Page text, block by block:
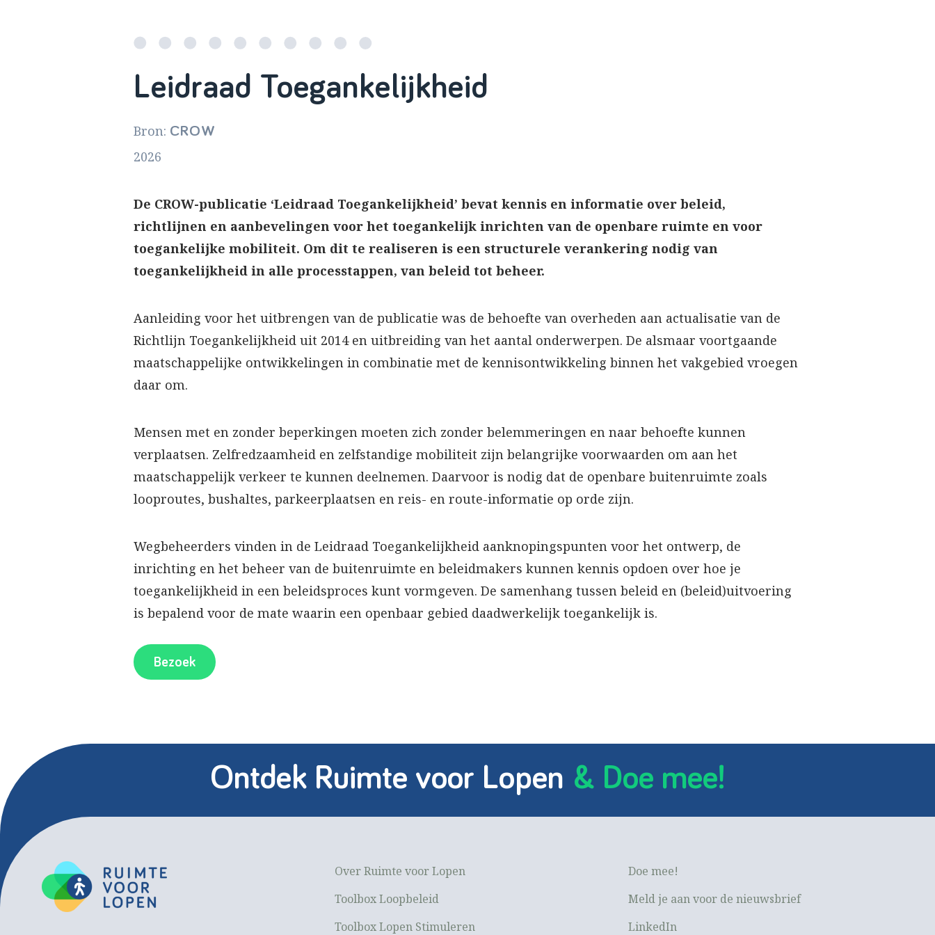
Leidraad Toegankelijkheid
Bron: CROW
2026
De CROW-publicatie ‘Leidraad Toegankelijkheid’ bevat kennis en informatie over beleid,
richtlijnen en aanbevelingen voor het toegankelijk inrichten van de openbare ruimte en voor
toegankelijke mobiliteit. Om dit te realiseren is een structurele verankering nodig van
toegankelijkheid in alle processtappen, van beleid tot beheer.
Aanleiding voor het uitbrengen van de publicatie was de behoefte van overheden aan actualisatie van de
Richtlijn Toegankelijkheid uit 2014 en uitbreiding van het aantal onderwerpen. De alsmaar voortgaande
maatschappelijke ontwikkelingen in combinatie met de kennisontwikkeling binnen het vakgebied vroegen
daar om.
Mensen met en zonder beperkingen moeten zich zonder belemmeringen en naar behoefte kunnen
verplaatsen. Zelfredzaamheid en zelfstandige mobiliteit zijn belangrijke voorwaarden om aan het
maatschappelijk verkeer te kunnen deelnemen. Daarvoor is nodig dat de openbare buitenruimte zoals
looproutes, bushaltes, parkeerplaatsen en reis- en route-informatie op orde zijn.
Wegbeheerders vinden in de Leidraad Toegankelijkheid aanknopingspunten voor het ontwerp, de
inrichting en het beheer van de buitenruimte en beleidmakers kunnen kennis opdoen over hoe je
toegankelijkheid in een beleidsproces kunt vormgeven. De samenhang tussen beleid en (beleid)uitvoering
is bepalend voor de mate waarin een openbaar gebied daadwerkelijk toegankelijk is.
Bezoek
Ontdek Ruimte voor Lopen & Doe mee!
Over Ruimte voor Lopen
Toolbox Loopbeleid
Toolbox Lopen Stimuleren
Doe mee!
Meld je aan voor de nieuwsbrief
LinkedIn